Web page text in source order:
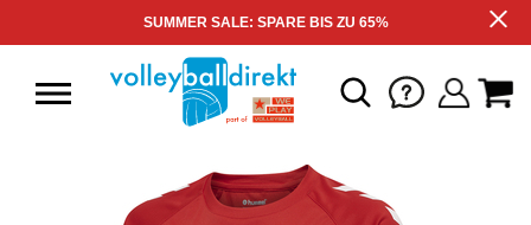
SUMMER SALE: SPARE BIS ZU 65%